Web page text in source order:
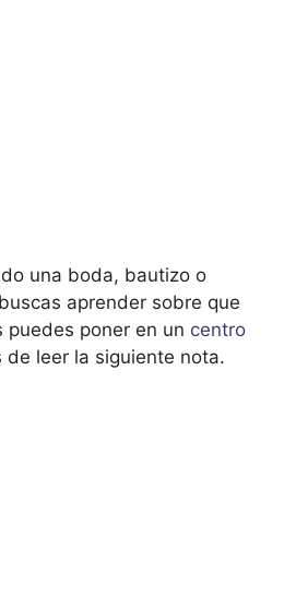
una boda, bautizo o
aprender sobre que
puedes poner en un centro
de leer la siguiente nota.